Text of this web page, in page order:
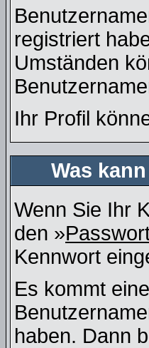
registriert
Umständen
Ihr Profil
Was
Wenn Sie Ihr
den »
Kennwort
Es kommt
haben. Dann